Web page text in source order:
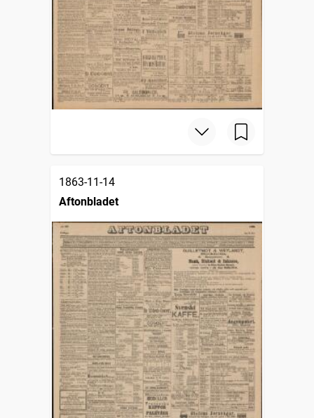
1863-11-14
Aftonbladet